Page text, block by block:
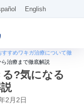
English
すすめワキガ治療について徹
治療まで徹底解説
?気になる
2月2日